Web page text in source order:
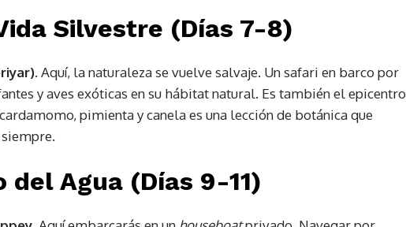
Silvestre (Días 7-8)
. Aquí, la naturaleza se vuelve salvaje. Un safari en barco por
y aves exóticas en su hábitat natural. Es también el epicentro
pimienta y canela es una lección de botánica que
del Agua (Días 9-11)